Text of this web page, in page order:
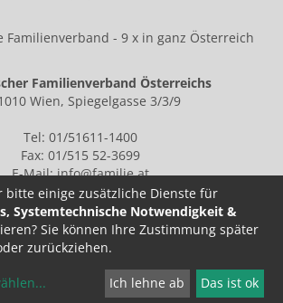
Familienverband - 9 x in ganz Österreich
Familienverband Österreichs
Wien, Spiegelgasse 3/3/9
Tel: 01/51611-1400
Fax: 01/515 52-3699
E-Mail:info@familie.at
IMPRESSUM
bitte einige zusätzliche Dienste für
Systemtechnische Notwendigkeit &
Sie können Ihre Zustimmung später
zurückziehen.
... Ich lehne ab Das ist ok